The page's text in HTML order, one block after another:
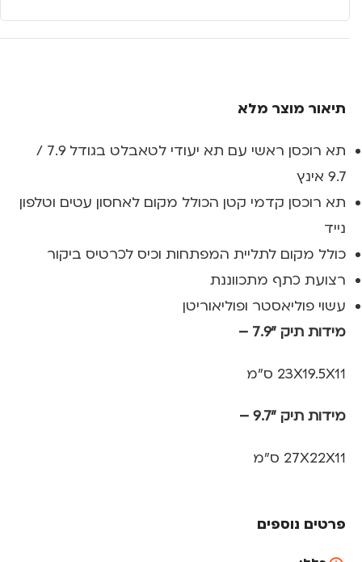
תיאור מוצר מלא
תא רוכסן ראשי עם תא יעודי לטאבלט בגודל 7.9 /
9.7 אינץ
תא רוכסן קדמי קטן הכולל מקום לאחסון עטים וטלפון
נייד
כולל מקום לתליית המפתחות וכיס לכרטיס ביקור
רצועת כתף מתכווננת
עשוי פוליאסטר ופוליאוריטן
מידות תיק "7.9 –
23X19.5X11 ס"מ
מידות תיק "9.7 –
27X22X11 ס"מ
פרטים נוספים